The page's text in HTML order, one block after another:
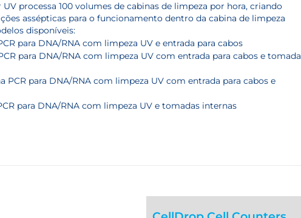
processa 100 volumes de cabinas de limpeza por hora, criando
assépticas para o funcionamento dentro da cabina de limpeza
disponíveis:
para DNA/RNA com limpeza UV e entrada para cabos
para DNA/RNA com limpeza UV com entrada para cabos e tomada
PCR para DNA/RNA com limpeza UV com entrada para cabos e
para DNA/RNA com limpeza UV e tomadas internas